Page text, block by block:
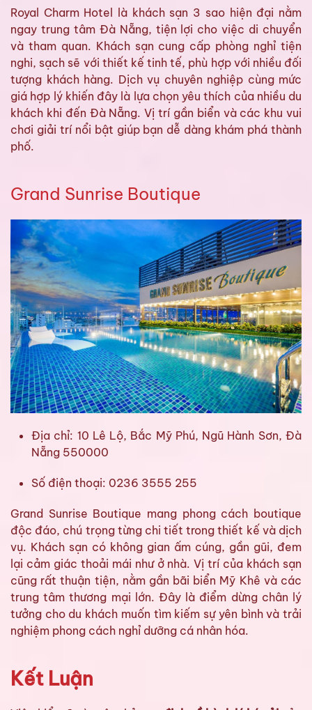
Royal Charm Hotel là khách sạn 3 sao hiện đại nằm
ngay trung tâm Đà Nẵng, tiện lợi cho việc di chuyển
và tham quan. Khách sạn cung cấp phòng nghỉ tiện
nghi, sạch sẽ với thiết kế tinh tế, phù hợp với nhiều đối
tượng khách hàng. Dịch vụ chuyên nghiệp cùng mức
giá hợp lý khiến đây là lựa chọn yêu thích của nhiều du
khách khi đến Đà Nẵng. Vị trí gần biển và các khu vui
chơi giải trí nổi bật giúp bạn dễ dàng khám phá thành
phố.
Grand Sunrise Boutique
Địa chỉ: 10 Lê Lộ, Bắc Mỹ Phú, Ngũ Hành Sơn, Đà
Nẵng 550000
Số điện thoại: 0236 3555 255
Grand Sunrise Boutique mang phong cách boutique
độc đáo, chú trọng từng chi tiết trong thiết kế và dịch
vụ. Khách sạn có không gian ấm cúng, gần gũi, đem
lại cảm giác thoải mái như ở nhà. Vị trí của khách sạn
cũng rất thuận tiện, nằm gần bãi biển Mỹ Khê và các
trung tâm thương mại lớn. Đây là điểm dừng chân lý
tưởng cho du khách muốn tìm kiếm sự yên bình và trải
nghiệm phong cách nghỉ dưỡng cá nhân hóa.
Kết Luận